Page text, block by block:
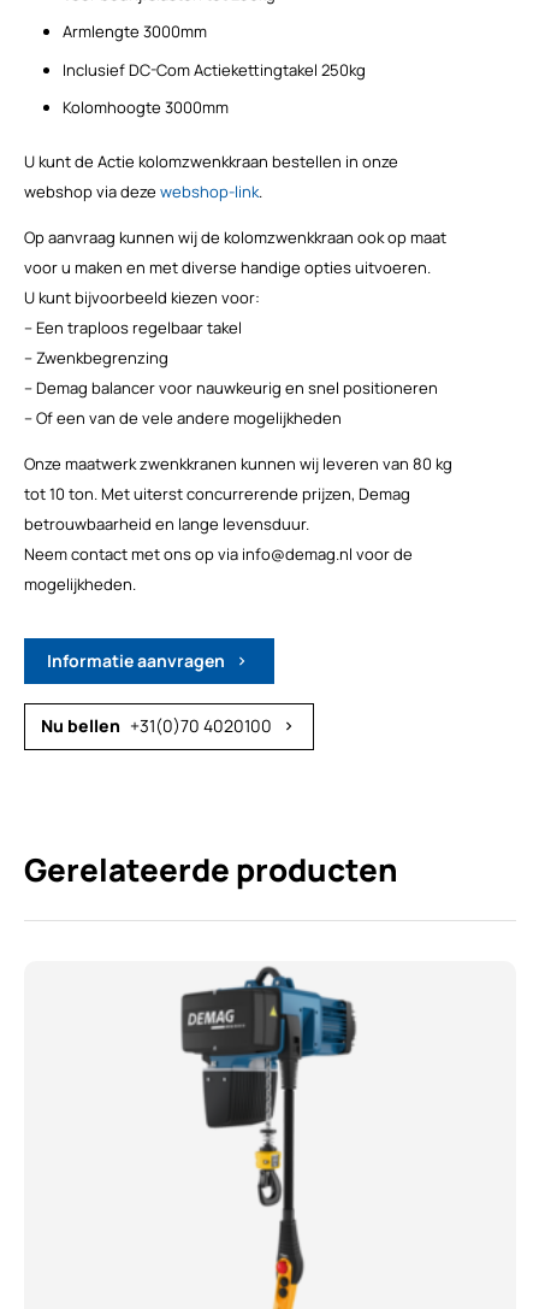
Armlengte 3000mm
Inclusief DC-Com Actiekettingtakel 250kg
Kolomhoogte 3000mm
U kunt de Actie kolomzwenkkraan bestellen in onze
webshop via deze webshop-link.
Op aanvraag kunnen wij de kolomzwenkkraan ook op maat
voor u maken en met diverse handige opties uitvoeren.
U kunt bijvoorbeeld kiezen voor:
– Een traploos regelbaar takel
– Zwenkbegrenzing
– Demag balancer voor nauwkeurig en snel positioneren
– Of een van de vele andere mogelijkheden
Onze maatwerk zwenkkranen kunnen wij leveren van 80 kg
tot 10 ton. Met uiterst concurrerende prijzen, Demag
betrouwbaarheid en lange levensduur.
Neem contact met ons op via info@demag.nl voor de
mogelijkheden.
Informatie aanvragen chevron_right
+31(0)70 4020100 chevron_right
Gerelateerde producten